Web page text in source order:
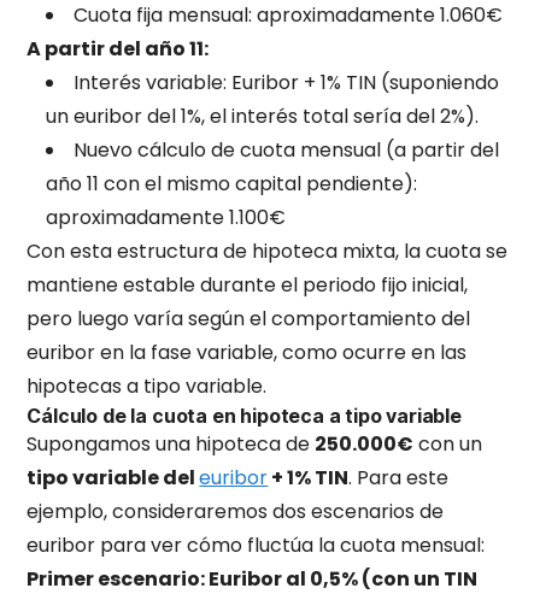
Cuota fija mensual: aproximadamente 1.060€
A partir del año 11:
Interés variable: Euribor + 1% TIN (suponiendo
un euribor del 1%, el interés total sería del 2%).
Nuevo cálculo de cuota mensual (a partir del
año 11 con el mismo capital pendiente):
aproximadamente 1.100€
Con esta estructura de hipoteca mixta, la cuota se
mantiene estable durante el periodo fijo inicial,
pero luego varía según el comportamiento del
euribor en la fase variable, como ocurre en las
hipotecas a tipo variable.
Cálculo de la cuota en hipoteca a tipo variable
Supongamos una hipoteca de 250.000€ con un
tipo variable deleuribor+ 1% TIN. Para este
ejemplo, consideraremos dos escenarios de
euribor para ver cómo fluctúa la cuota mensual:
Primer escenario: Euribor al 0,5% (con un TIN